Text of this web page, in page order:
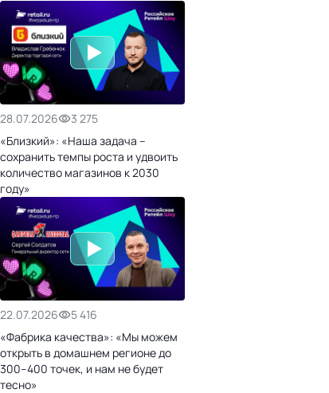
28.07.2026
3 275
«Близкий»: «Наша задача –
сохранить темпы роста и удвоить
количество магазинов к 2030
году»
22.07.2026
5 416
«Фабрика качества»: «Мы можем
открыть в домашнем регионе до
300–400 точек, и нам не будет
тесно»